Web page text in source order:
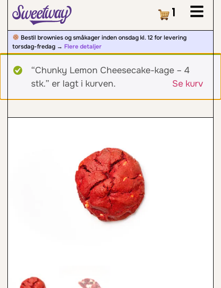
Kurv
1
Bestil brownies og småkager inden onsdag kl. 12 for levering
torsdag-fredag ​​→ Flere detaljer
“Chunky Lemon Cheesecake-kage – 4
stk.” er lagt i kurven.
Se kurv